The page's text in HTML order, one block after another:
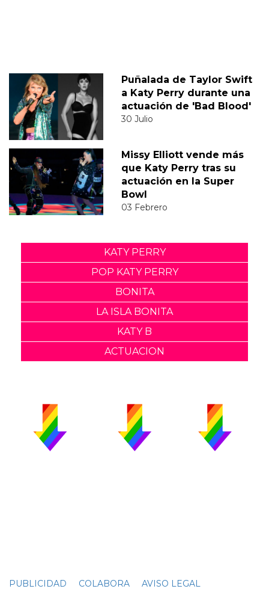
Puñalada de Taylor Swift
a Katy Perry durante una
actuación de 'Bad Blood'
30 Julio
Missy Elliott vende más
que Katy Perry tras su
actuación en la Super
Bowl
03 Febrero
KATY PERRY
POP KATY PERRY
BONITA
LA ISLA BONITA
KATY B
ACTUACION
PUBLICIDAD COLABORA AVISO LEGAL